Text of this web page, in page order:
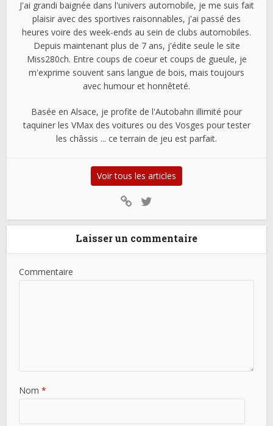
J'ai grandi baignée dans l'univers automobile, je me suis fait
plaisir avec des sportives raisonnables, j'ai passé des
heures voire des week-ends au sein de clubs automobiles.
Depuis maintenant plus de 7 ans, j'édite seule le site
Miss280ch. Entre coups de coeur et coups de gueule, je
m'exprime souvent sans langue de bois, mais toujours
avec humour et honnêteté.
Basée en Alsace, je profite de l'Autobahn illimité pour
taquiner les VMax des voitures ou des Vosges pour tester
les châssis ... ce terrain de jeu est parfait.
Voir tous les articles
Laisser un commentaire
Commentaire
Nom*